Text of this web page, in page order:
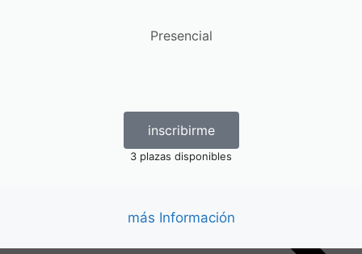
Presencial
inscribirme
3 plazas disponibles
más Información